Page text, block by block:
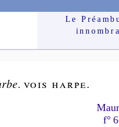
Le
. voisharpe.
f°